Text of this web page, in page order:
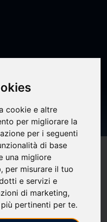
cookie e altre
per migliorare la
per i seguenti
di base
una migliore
, per misurare il tuo
e servizi e
di marketing,
pertinenti per te.
–
- FHP
» les
actuellement ? Par les
; mais certainement pas